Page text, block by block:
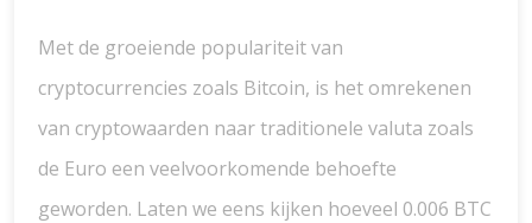
Met de groeiende populariteit van
cryptocurrencies zoals Bitcoin, is het omrekenen
van cryptowaarden naar traditionele valuta zoals
de Euro een veelvoorkomende behoefte
geworden. Laten we eens kijken hoeveel 0.006 BTC